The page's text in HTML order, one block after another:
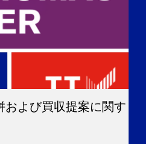
および買収提案に関す